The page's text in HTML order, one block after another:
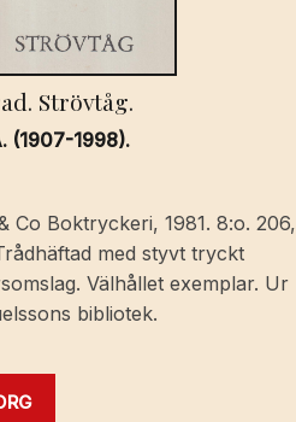
Strövtåg.
(1907-1998).
Co Boktryckeri, 1981. 8:o. 206,
med styvt tryckt
Välhållet exemplar. Ur
bibliotek.